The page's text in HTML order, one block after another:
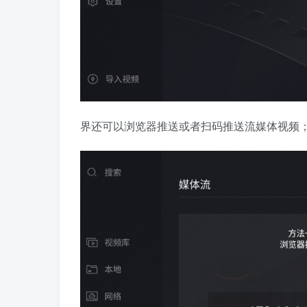
界还可以浏览器推送或者扫码推送流媒体视频